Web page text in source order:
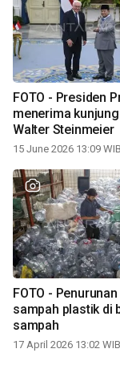
FOTO - Presiden
menerima
Walter Steinmeier
15 June 2026 13:09 WIB
FOTO -
sampah plastik di
sampah
17 April 2026 13:02 WIB